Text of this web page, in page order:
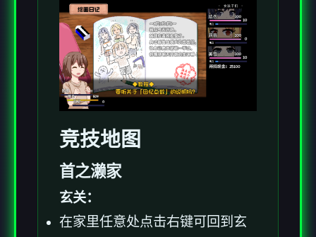
竞技地图
首之濑家
玄关：
在家里任意处点击右键可回到玄